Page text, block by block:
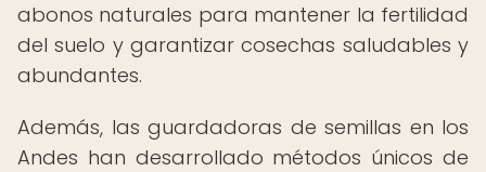
abonos naturales para mantener la fertilidad
del suelo y garantizar cosechas saludables y
abundantes.
Además, las guardadoras de semillas en los
Andes han desarrollado métodos únicos de